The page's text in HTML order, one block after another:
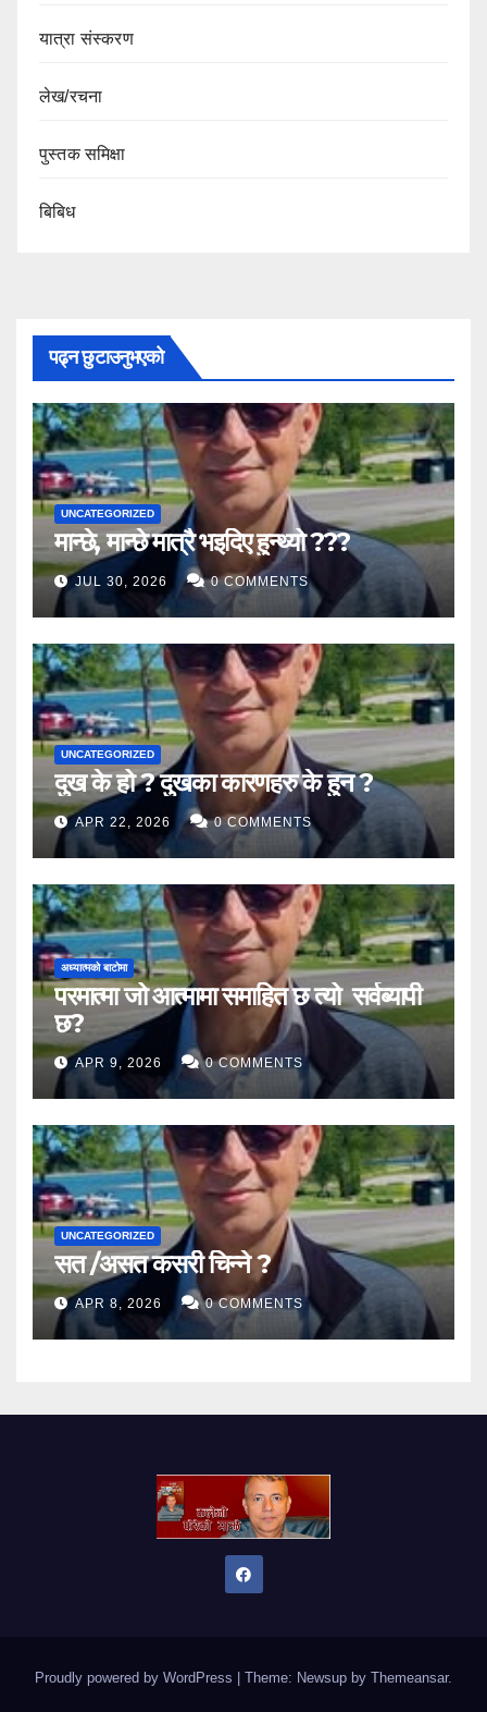
यात्रा संस्करण
लेख/रचना
पुस्तक समिक्षा
बिबिध
पढ्न छुटाउनुभएको
UNCATEGORIZED
मान्छे, मान्छे मात्रै भइदिए हुन्थ्यो ???
JUL 30, 2026 0 COMMENTS
UNCATEGORIZED
दुख के हो ? दुखका कारणहरु के हुन ?
APR 22, 2026 0 COMMENTS
अध्यात्मको बाटोमा
परमात्मा जो आत्मामा समाहित छ त्यो सर्वब्यापी
छ?
APR 9, 2026 0 COMMENTS
UNCATEGORIZED
सत /असत कसरी चिन्ने ?
APR 8, 2026 0 COMMENTS
Proudly powered by WordPress Theme: Newsup by Themeansar.